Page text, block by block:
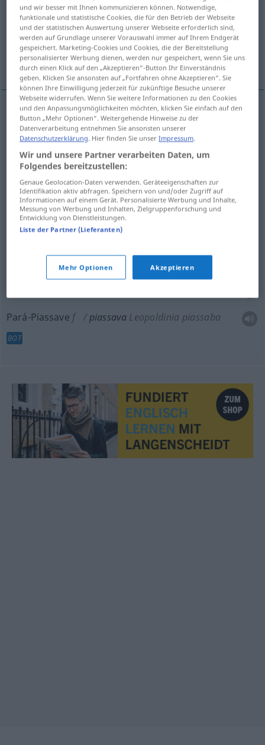
Übersicht aller Übersetzungen
(Für mehr Details die Übersetzung anklicken/antippen)
Piassava-Palme, Bahia-Piassave, Pará-Piassave
Beispiele
a.piassavafiber, piassava fibrebesonders
Piassave(faser)f
piassavabroom
Piassavabesen
Pará-Piassave f piassava Leopoldinia piassaba
BOT
und wir besser mit Ihnen kommunizieren können. Notwendige,
funktionale und statistische Cookies, die für den Betrieb der Webseite
und der statistischen Auswertung unserer Webseite erforderlich sind,
werden auf Grundlage unserer Vorauswahl immer auf Ihrem Endgerät
gespeichert. Marketing-Cookies und Cookies, die der Bereitstellung
personalisierter Werbung dienen, werden nur gespeichert, wenn Sie uns
durch einen Klick auf den „Akzeptieren“-Button Ihr Einverständnis
geben. Klicken Sie ansonsten auf „Fortfahren ohne Akzeptieren“. Sie
können Ihre Einwilligung jederzeit für zukünftige Besuche unserer
Webseite widerrufen. Wenn Sie weitere Informationen zu den Cookies
und den Anpassungsmöglichkeiten möchten, klicken Sie einfach auf den
Button „Mehr Optionen“. Weitergehende Hinweise zu der
Datenverarbeitung entnehmen Sie ansonsten unserer
Datenschutzerklärung. Hier finden Sie unserImpressum.
Wir und unsere Partner verarbeiten Daten, um
Folgendes bereitzustellen:
Genaue Geolocation-Daten verwenden. Geräteeigenschaften zur
Identifikation aktiv abfragen. Speichern von und/oder Zugriff auf
Informationen auf einem Gerät. Personalisierte Werbung und Inhalte,
Messung von Werbung und Inhalten, Zielgruppenforschung und
Entwicklung von Dienstleistungen.
Liste der Partner (Lieferanten)
Mehr Optionen Akzeptieren